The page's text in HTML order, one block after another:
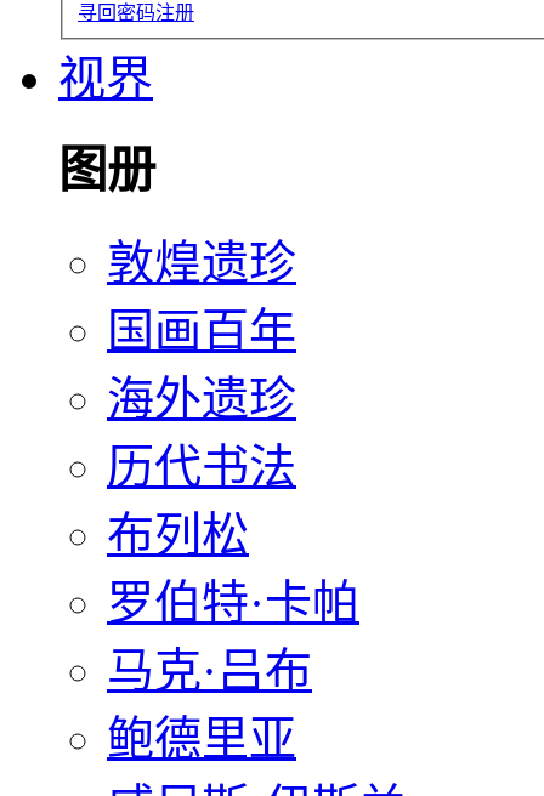
寻回密码注册
视界
图册
敦煌遗珍
国画百年
海外遗珍
历代书法
布列松
罗伯特·卡帕
马克·吕布
鲍德里亚